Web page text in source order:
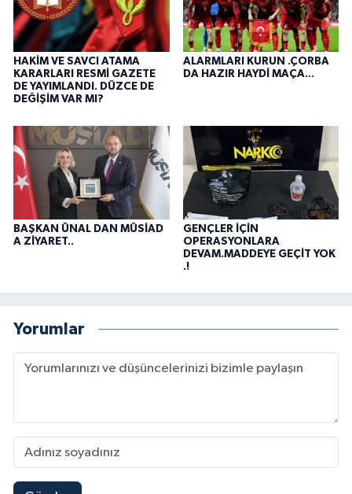
HAKİM VE SAVCI ATAMA
KARARLARI RESMİ GAZETE
DE YAYIMLANDI. DÜZCE DE
DEĞİŞİM VAR MI?
ALARMLARI KURUN .ÇORBA
DA HAZIR HAYDİ MAÇA...
BAŞKAN ÜNAL DAN MÜSİAD
A ZİYARET..
GENÇLER İÇİN
OPERASYONLARA
DEVAM.MADDEYE GEÇİT YOK
.!
Yorumlar